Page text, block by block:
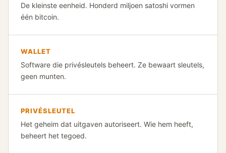
De kleinste eenheid. Honderd miljoen satoshi vormen
één bitcoin.
WALLET
Software die privésleutels beheert. Ze bewaart sleutels,
geen munten.
PRIVÉSLEUTEL
Het geheim dat uitgaven autoriseert. Wie hem heeft,
beheert het tegoed.